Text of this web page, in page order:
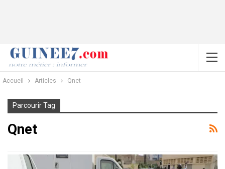
Accueil Articles Qnet
Parcourir Tag
Qnet